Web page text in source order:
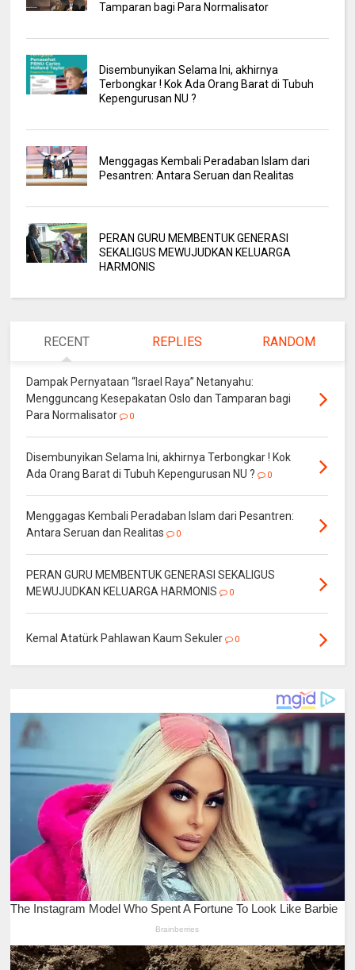
Tamparan bagi Para Normalisator
Disembunyikan Selama Ini, akhirnya
Terbongkar ! Kok Ada Orang Barat di Tubuh
Kepengurusan NU ?
Menggagas Kembali Peradaban Islam dari
Pesantren: Antara Seruan dan Realitas
PERAN GURU MEMBENTUK GENERASI
SEKALIGUS MEWUJUDKAN KELUARGA
HARMONIS
RECENT REPLIES RANDOM
Dampak Pernyataan “Israel Raya” Netanyahu:
Mengguncang Kesepakatan Oslo dan Tamparan bagi
Para Normalisator
0
Disembunyikan Selama Ini, akhirnya Terbongkar ! Kok
Ada Orang Barat di Tubuh Kepengurusan NU ?
0
Menggagas Kembali Peradaban Islam dari Pesantren:
Antara Seruan dan Realitas
0
PERAN GURU MEMBENTUK GENERASI SEKALIGUS
MEWUJUDKAN KELUARGA HARMONIS
0
Kemal Atatürk Pahlawan Kaum Sekuler 0